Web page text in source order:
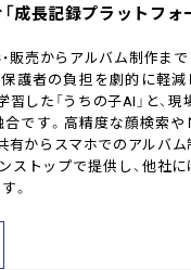
成長記録プラットフォ
販売からアルバム制作ま
護者の負担を劇的に軽
した「うちの子AI」と、現
合です。高精度な顔検索
有からスマホでのアルバム
ンストップで提供し、他社
。